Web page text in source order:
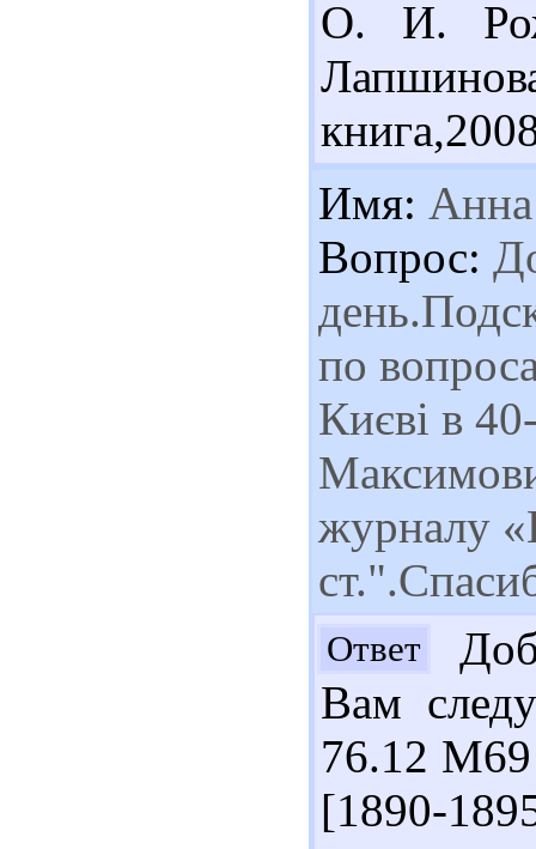
О. И.
Имя: Анна
Вопрос:
по
Києві в
журналу
Ответ
Вам
76.12
[1890-